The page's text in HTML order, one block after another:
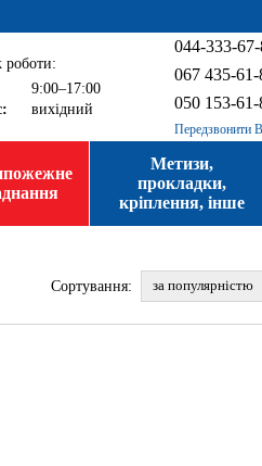
роботи:
9:00–17:00
вихідний
044-333-
067 435-61-
050 153-61-
Передзвонити
Метизи,
прокладки,
кріплення, інше
Сортування: за популярністю